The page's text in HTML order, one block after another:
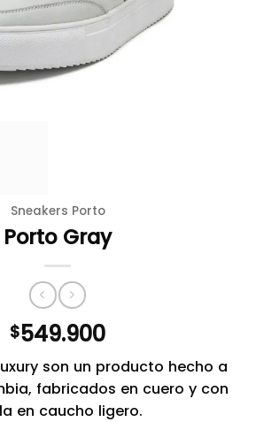
Sneakers Porto
Porto Gray
$549.900
son un producto hecho a
fabricados en cuero y con
en caucho ligero.